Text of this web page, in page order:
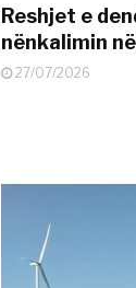
Reshjet e
nënkalimin
27/07/2026